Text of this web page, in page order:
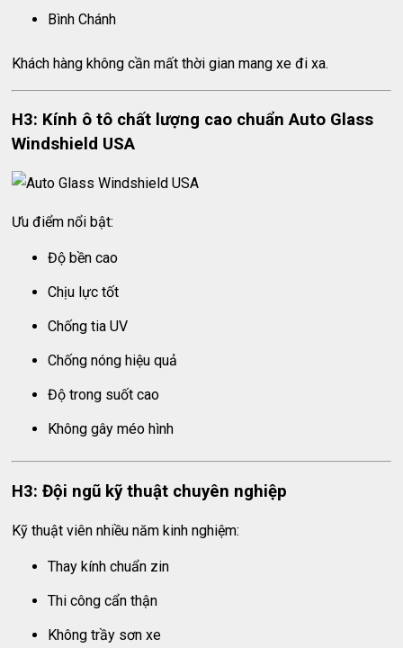
Bình Chánh
Khách hàng không cần mất thời gian mang xe đi xa.
H3: Kính ô tô chất lượng cao chuẩn Auto Glass
Windshield USA
Ưu điểm nổi bật:
Độ bền cao
Chịu lực tốt
Chống tia UV
Chống nóng hiệu quả
Độ trong suốt cao
Không gây méo hình
H3: Đội ngũ kỹ thuật chuyên nghiệp
Kỹ thuật viên nhiều năm kinh nghiệm:
Thay kính chuẩn zin
Thi công cẩn thận
Không trầy sơn xe